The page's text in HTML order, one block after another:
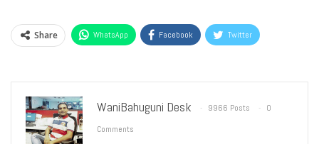
Share WhatsApp Facebook Twitter
WaniBahuguni Desk 9966 Posts
0
Comments